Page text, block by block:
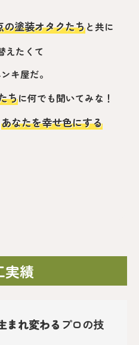
の塗装オタクたちと共に
えたくて
キ屋だ。
ちに何でも聞いてみな！
あなたを幸せ色にする
実績
まれ変わる プロの技